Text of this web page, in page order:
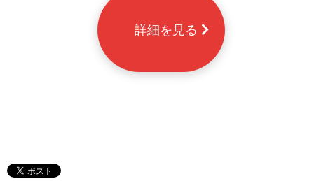
      詳細を見る